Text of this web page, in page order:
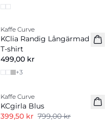
Nyhet
Kaffe Curve
KClia Randig Långärmad
T-shirt
499,00 kr
+3
Kaffe Curve
KCgirla Blus
399,50 kr 799,00 kr